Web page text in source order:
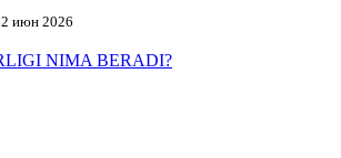
июн 2026